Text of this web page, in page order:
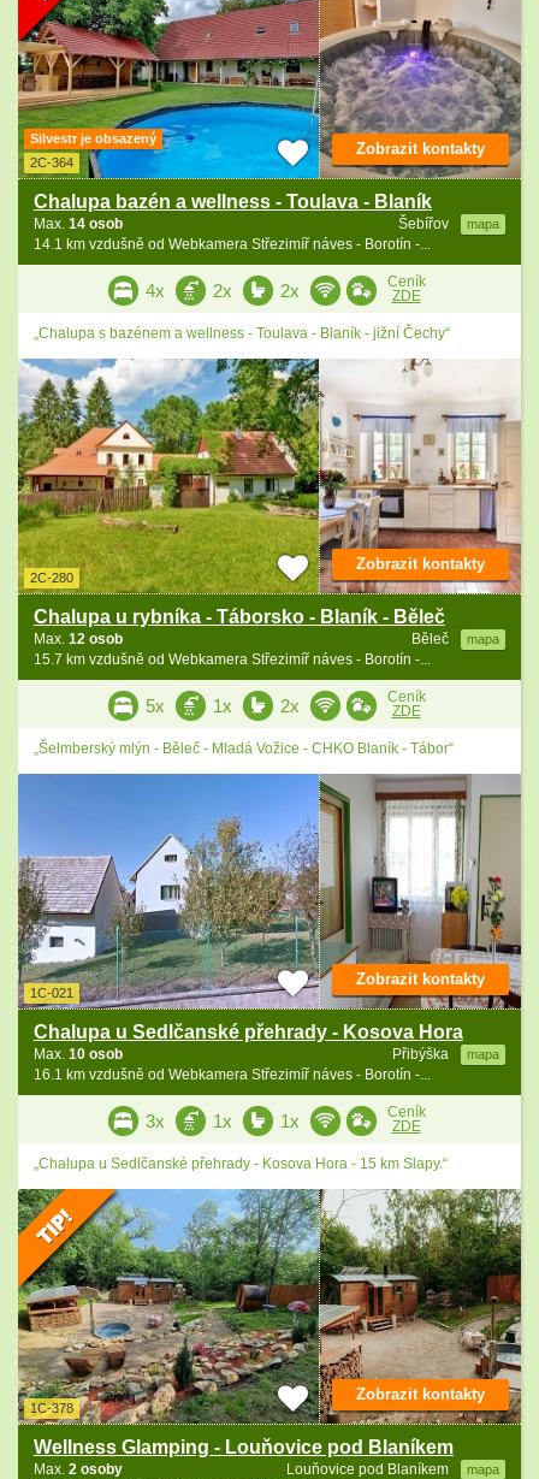
Silvestr je obsazený
2C-364
Chalupa bazén a wellness - Toulava - Blaník
Šebířov mapa
Max. 14 osob
14.1 km vzdušně od Webkamera Střezimíř náves - Borotín -...
Zobrazit kontakty
4x 2x 2x
Ceník
ZDE
„Chalupa s bazénem a wellness - Toulava - Blaník - jižní Čechy“
2C-280
Chalupa u rybníka - Táborsko - Blaník - Běleč
Běleč mapa
Max. 12 osob
15.7 km vzdušně od Webkamera Střezimíř náves - Borotín -...
Zobrazit kontakty
5x 1x 2x
Ceník
ZDE
„Šelmberský mlýn - Běleč - Mladá Vožice - CHKO Blaník - Tábor“
1C-021
Chalupa u Sedlčanské přehrady - Kosova Hora
Přibýška mapa
Max. 10 osob
16.1 km vzdušně od Webkamera Střezimíř náves - Borotín -...
Zobrazit kontakty
3x 1x 1x
Ceník
ZDE
„Chalupa u Sedlčanské přehrady - Kosova Hora - 15 km Slapy.“
1C-378
Wellness Glamping - Louňovice pod Blaníkem
Louňovice pod Blaníkem mapa
Max. 2 osoby
Zobrazit kontakty